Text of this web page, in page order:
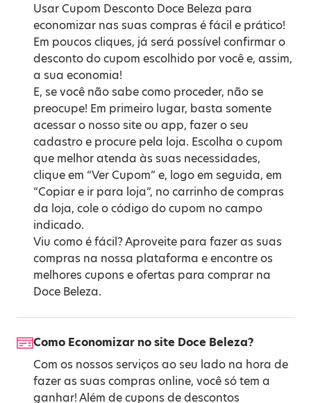
Usar Cupom Desconto Doce Beleza para
economizar nas suas compras é fácil e prático!
Em poucos cliques, já será possível confirmar o
desconto do cupom escolhido por você e, assim,
a sua economia!
E, se você não sabe como proceder, não se
preocupe! Em primeiro lugar, basta somente
acessar o nosso site ou app, fazer o seu
cadastro e procure pela loja. Escolha o cupom
que melhor atenda às suas necessidades,
clique em “Ver Cupom” e, logo em seguida, em
“Copiar e ir para loja”, no carrinho de compras
da loja, cole o código do cupom no campo
indicado.
Viu como é fácil? Aproveite para fazer as suas
compras na nossa plataforma e encontre os
melhores cupons e ofertas para comprar na
Doce Beleza.
Como Economizar no site Doce Beleza?
Com os nossos serviços ao seu lado na hora de
fazer as suas compras online, você só tem a
ganhar! Além de cupons de descontos